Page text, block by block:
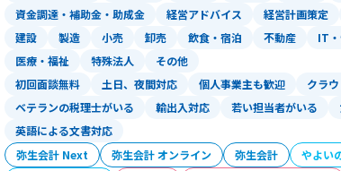
資金調達・補助金・助成金
経営アドバイス 経営計画策定
建設
製造 小売 卸売 飲食・宿泊 不動産 IT
医療・福祉
特殊法人
その他
初回面談無料
土日、夜間対応 個人事業主も歓迎 クラ
ベテランの税理士がいる
輸出入対応 若い担当者がいる
英語による文書対応
弥生会計 Next
弥生会計 オンライン 弥生会計 やよい